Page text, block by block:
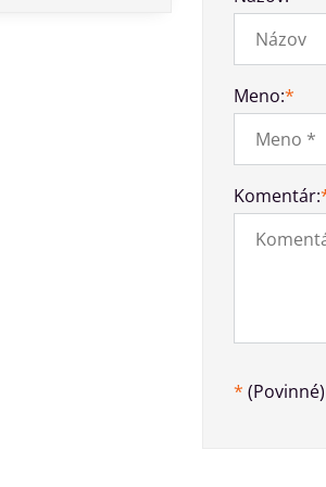
Meno:*
Komentár:
* (Povinné)